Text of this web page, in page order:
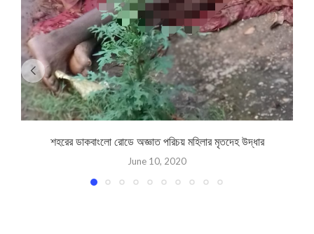
শহরের ডাকবাংলো রোডে অজ্ঞাত পরিচয় মহিলার মৃতদেহ উদ্ধার
June 10, 2020